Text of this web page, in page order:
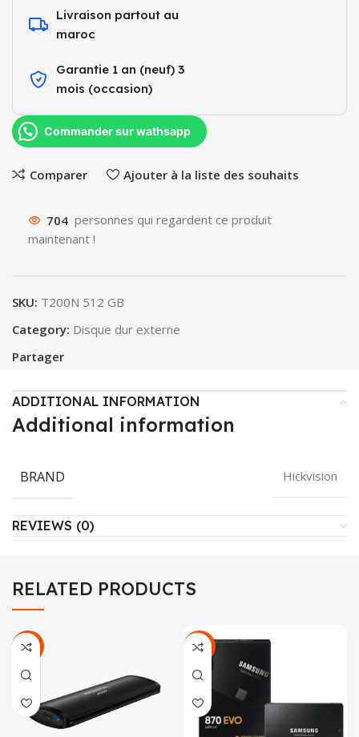
Livraison partout au
maroc
Garantie 1 an (neuf) 3
mois (occasion)​
Commander sur wathsapp
Comparer Ajouter à la liste des souhaits
704 personnes qui regardent ce produit
maintenant !
SKU: T200N 512 GB
Category: Disque dur externe
Partager
ADDITIONAL INFORMATION
Additional information
BRAND Hickvision
REVIEWS (0)
RELATED PRODUCTS
-21% -19%